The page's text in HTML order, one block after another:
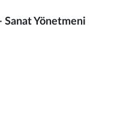
Sanat Yönetmeni